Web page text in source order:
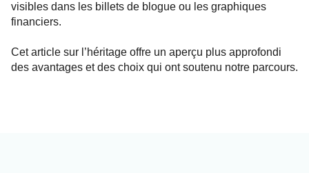
visibles dans les billets de blogue ou les graphiques
financiers.
Cet article sur l’héritage offre un aperçu plus approfondi
des avantages et des choix qui ont soutenu notre parcours.